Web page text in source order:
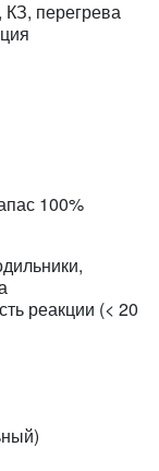
перегрева
100%
реакции (< 20